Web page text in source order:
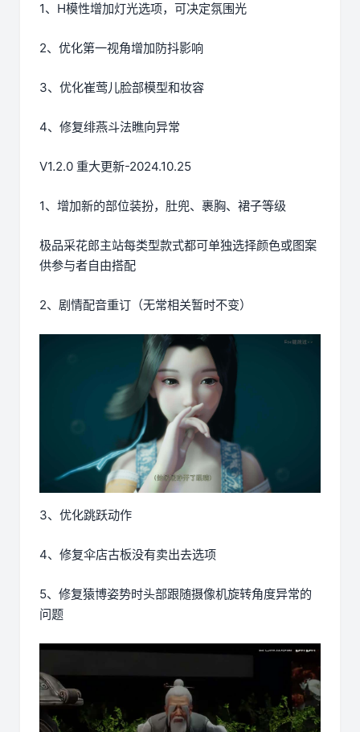
1、H模性增加灯光选项，可决定氛围光
2、优化第一视角增加防抖影响
3、优化崔莺儿脸部模型和妆容
4、修复绯燕斗法瞧向异常
V1.2.0 重大更新-2024.10.25
1、增加新的部位装扮，肚兜、裹胸、裙子等级
极品采花郎主站每类型款式都可单独选择颜色或图案
供参与者自由搭配
2、剧情配音重订（无常相关暂时不变）
3、优化跳跃动作
4、修复伞店古板没有卖出去选项
5、修复猿博姿势时头部跟随摄像机旋转角度异常的
问题